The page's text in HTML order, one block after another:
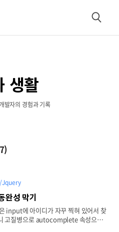
검
생활
발자의 경험과 기록
Jquery
완성 막기
input에 아이디가 자꾸 찍혀 있어서 찾
고질병으로 autocomplete 속성으로